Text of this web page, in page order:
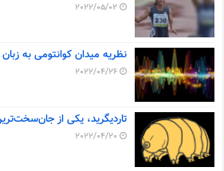
2022/05/02
نظریه میدان کوانتومی به
2022/04/26
تاردیگرید، یکی از
2022/04/20